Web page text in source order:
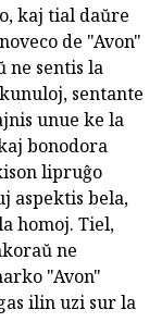
kaj tial daŭre
de "Avon"
ne sentis la
sentante
unue ke la
bonodora
lipruĝo
aspektis bela,
homoj. Tiel,
ne
"Avon"
ilin uzi sur la